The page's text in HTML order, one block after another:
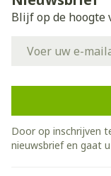
Blijf op de hoogte
Door op inschrijven
nieuwsbrief en gaat